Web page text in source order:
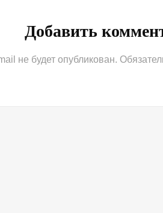
Добавить
не будет опубликован.